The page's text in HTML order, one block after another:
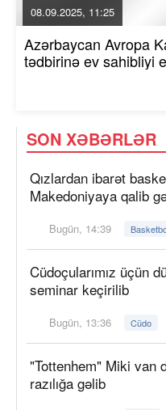
08.09.2025, 11:25
Azərbaycan Avropa
tədbirinə ev sahibliyi
SON XƏBƏRLƏR
Qızlardan ibarət
Makedoniyaya qalib
Bugün, 14:39
Cüdoçularımız üçün
seminar keçirilib
Bugün, 13:36 Cüdo
"Tottenhem" Miki van
razılığa gəlib